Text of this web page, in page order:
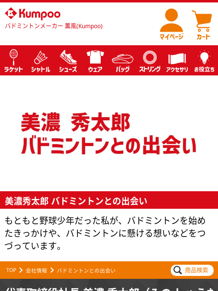
バドミントンメーカー 薫風(Kumpoo)
美濃秀太郎 バドミントンとの出会い
もともと野球少年だった私が、バドミントンを始め
たきっかけや、バドミントンに懸ける想いなどをつ
づっています。
TOP 会社情報 バドミントンとの出会い 商品検索